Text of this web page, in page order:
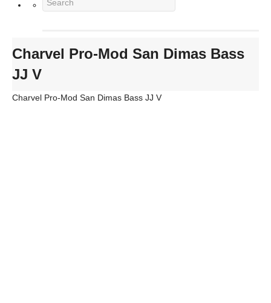
Charvel Pro-Mod San Dimas Bass
JJ V
Charvel Pro-Mod San Dimas Bass JJ V